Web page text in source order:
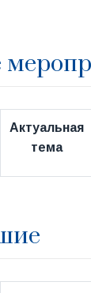
Актуальная
тема